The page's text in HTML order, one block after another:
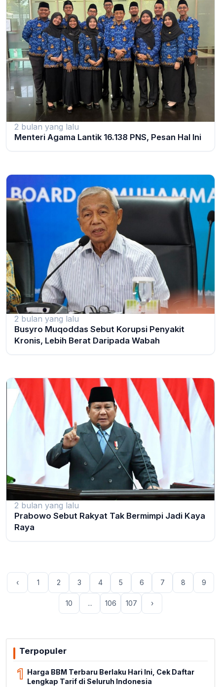
2 bulan yang lalu
Menteri Agama Lantik 16.138 PNS, Pesan Hal Ini
2 bulan yang lalu
Busyro Muqoddas Sebut Korupsi Penyakit
Kronis, Lebih Berat Daripada Wabah
2 bulan yang lalu
Prabowo Sebut Rakyat Tak Bermimpi Jadi Kaya
Raya
‹ 1 2 3 4 5 6 7 8 9
10 ... 106 107 ›
Terpopuler
1 Harga BBM Terbaru Berlaku Hari Ini, Cek Daftar
Lengkap Tarif di Seluruh Indonesia